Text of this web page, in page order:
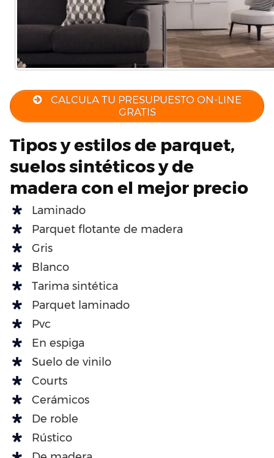
CALCULA TU PRESUPUESTO ON-LINE
GRATIS
Tipos y estilos de parquet,
suelos sintéticos y de
madera con el mejor precio
Laminado
Parquet flotante de madera
Gris
Blanco
Tarima sintética
Parquet laminado
Pvc
En espiga
Suelo de vinilo
Courts
Cerámicos
De roble
Rústico